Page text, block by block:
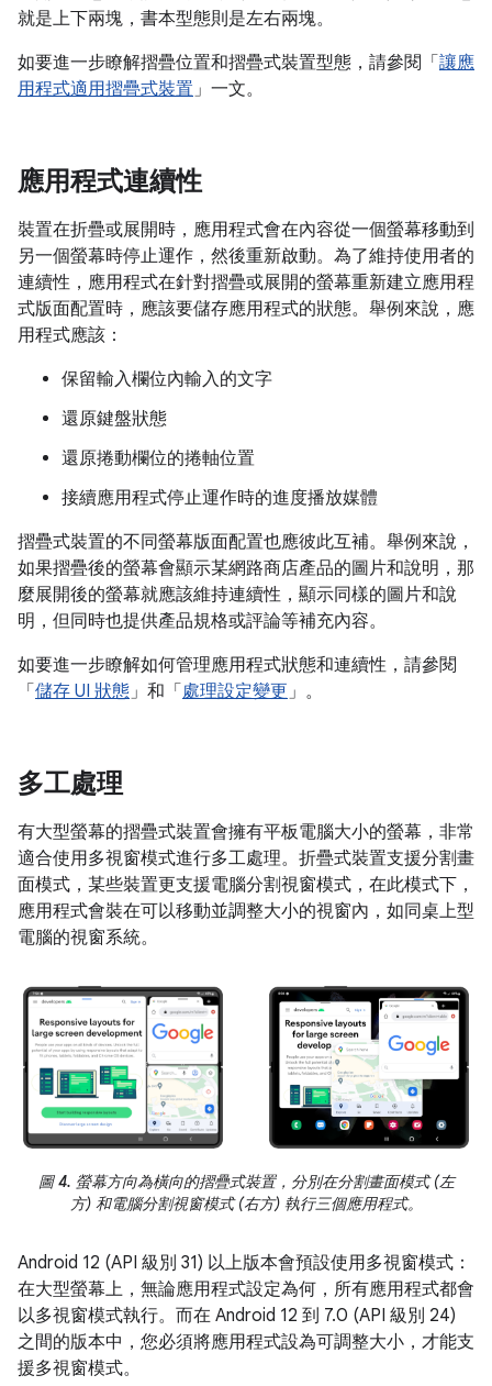
就是上下兩塊，書本型態則是左右兩塊。
如要進一步瞭解摺疊位置和摺疊式裝置型態，請參閱「讓應
用程式適用摺疊式裝置 」一文。
應用程式連續性
裝置在折疊或展開時，應用程式會在內容從一個螢幕移動到
另一個螢幕時停止運作，然後重新啟動。為了維持使用者的
連續性，應用程式在針對摺疊或展開的螢幕重新建立應用程
式版面配置時，應該要儲存應用程式的狀態。舉例來說，應
用程式應該：
保留輸入欄位內輸入的文字
還原鍵盤狀態
還原捲動欄位的捲軸位置
接續應用程式停止運作時的進度播放媒體
摺疊式裝置的不同螢幕版面配置也應彼此互補。舉例來說，
如果摺疊後的螢幕會顯示某網路商店產品的圖片和說明，那
麼展開後的螢幕就應該維持連續性，顯示同樣的圖片和說
明，但同時也提供產品規格或評論等補充內容。
如要進一步瞭解如何管理應用程式狀態和連續性，請參閱
「儲存 UI 狀態 」和「處理設定變更 」。
多工處理
有大型螢幕的摺疊式裝置會擁有平板電腦大小的螢幕，非常
適合使用多視窗模式進行多工處理。折疊式裝置支援分割畫
面模式，某些裝置更支援電腦分割視窗模式，在此模式下，
應用程式會裝在可以移動並調整大小的視窗內，如同桌上型
電腦的視窗系統。
圖 4. 螢幕方向為橫向的摺疊式裝置，分別在分割畫面模式 (左
方) 和電腦分割視窗模式 (右方) 執行三個應用程式。
Android 12 (API 級別 31) 以上版本會預設使用多視窗模式：
在大型螢幕上，無論應用程式設定為何，所有應用程式都會
以多視窗模式執行。而在 Android 12 到 7.0 (API 級別 24)
之間的版本中，您必須將應用程式設為可調整大小，才能支
援多視窗模式。